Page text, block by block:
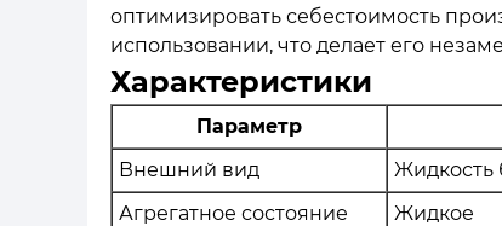
оптимизировать себестоимость
использовании, что делает его
Характеристики
Параметр
Внешний вид
Жидкость
Агрегатное состояние
Жидкое